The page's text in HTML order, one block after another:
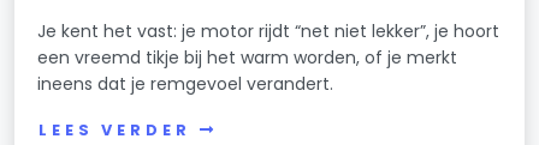
Je kent het vast: je motor rijdt “net niet lekker”, je hoort
een vreemd tikje bij het warm worden, of je merkt
ineens dat je remgevoel verandert.
LEES VERDER